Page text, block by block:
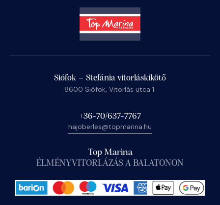
Siófok – Stefánia vitorláskikötő
8600 Siófok, Vitorlás utca 1.
+36-70/637-7767
hajoberles@topmarina.hu
Top Marina
ÉLMÉNYVITORLÁZÁS A BALATONON